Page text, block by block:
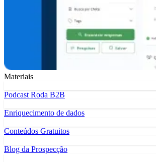
Materiais
Podcast Roda B2B
Enriquecimento de dados
Conteúdos Gratuitos
Blog da Prospecção